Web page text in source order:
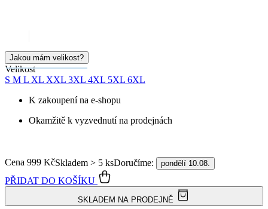
Jakou mám velikost?
Velikost
S M L XL XXL 3XL 4XL 5XL 6XL
K zakoupení na e-shopu
Okamžitě k vyzvednutí na prodejnách
Skladem > 5 ksDoručíme: pondělí 10.08.
Cena 999 Kč
PŘIDAT DO KOŠÍKU
SKLADEM NA PRODEJNĚ